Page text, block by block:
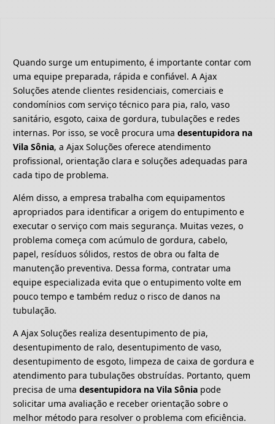
Quando surge um entupimento, é importante contar com
uma equipe preparada, rápida e confiável. A Ajax
Soluções atende clientes residenciais, comerciais e
condomínios com serviço técnico para pia, ralo, vaso
sanitário, esgoto, caixa de gordura, tubulações e redes
internas. Por isso, se você procura uma desentupidora na
Vila Sônia, a Ajax Soluções oferece atendimento
profissional, orientação clara e soluções adequadas para
cada tipo de problema.
Além disso, a empresa trabalha com equipamentos
apropriados para identificar a origem do entupimento e
executar o serviço com mais segurança. Muitas vezes, o
problema começa com acúmulo de gordura, cabelo,
papel, resíduos sólidos, restos de obra ou falta de
manutenção preventiva. Dessa forma, contratar uma
equipe especializada evita que o entupimento volte em
pouco tempo e também reduz o risco de danos na
tubulação.
A Ajax Soluções realiza desentupimento de pia,
desentupimento de ralo, desentupimento de vaso,
desentupimento de esgoto, limpeza de caixa de gordura e
atendimento para tubulações obstruídas. Portanto, quem
precisa de uma desentupidora na Vila Sônia pode
solicitar uma avaliação e receber orientação sobre o
melhor método para resolver o problema com eficiência.